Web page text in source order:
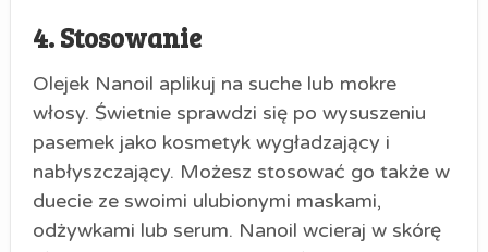
4. Stosowanie
Olejek Nanoil aplikuj na suche lub mokre
włosy. Świetnie sprawdzi się po wysuszeniu
pasemek jako kosmetyk wygładzający i
nabłyszczający. Możesz stosować go także w
duecie ze swoimi ulubionymi maskami,
odżywkami lub serum. Nanoil wcieraj w skórę